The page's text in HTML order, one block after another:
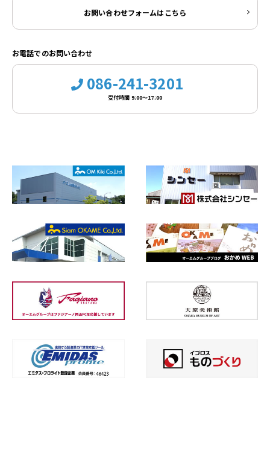
お問い合わせフォームはこちら
お電話でのお問い合わせ
086-241-3201
受付時間 9:00～17:00